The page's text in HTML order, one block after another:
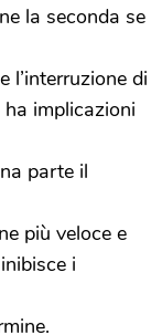
la seconda se
l’interruzione di
implicazioni
parte il
più veloce e
i